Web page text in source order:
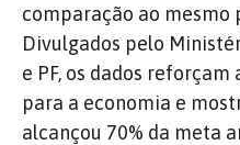
comparação ao mesmo
Divulgados pelo
e PF, os dados
para a economia e
alcançou 70% da meta